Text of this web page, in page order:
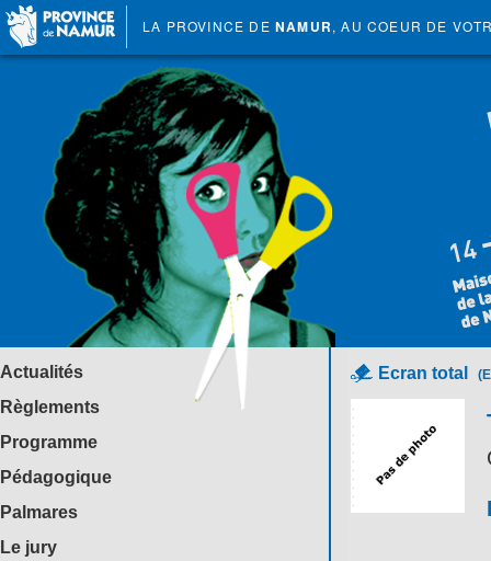
LA PROVINCE DE NAMUR, AU COEUR DE
Actualités
Règlements
Programme
Pédagogique
Palmares
Le jury
Ecran total